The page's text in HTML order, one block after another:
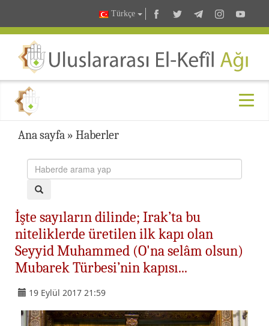
Türkçe
Ana sayfa » Haberler
İşte sayıların dilinde; Irak’ta bu
niteliklerde üretilen ilk kapı olan
Seyyid Muhammed (O'na selâm olsun)
Mubarek Türbesi’nin kapısı...
19 Eylül 2017 21:59